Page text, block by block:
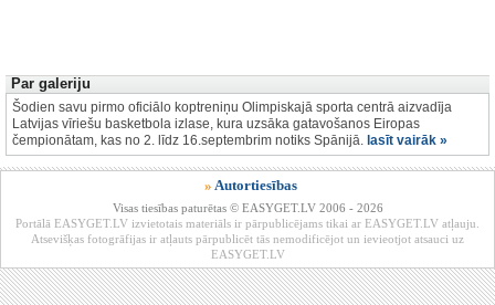
Par galeriju
Šodien savu pirmo oficiālo koptreniņu Olimpiskajā sporta centrā aizvadīja
Latvijas vīriešu basketbola izlase, kura uzsāka gatavošanos Eiropas
čempionātam, kas no 2. līdz 16.septembrim notiks Spānijā. lasīt vairāk »
» Autortiesības
Visas tiesības paturētas © EASYGET.LV 2006 - 2026
Portālā EASYGET.LV izvietotais materiāls ir pārpublicējams tikai ar EASYGET.LV atļauju.
Atsevišķas fotogrāfijas ir atļauts pārpublicēt tās nemodificējot un ievieotjot atsauci uz
EASYGET.LV